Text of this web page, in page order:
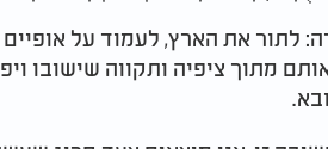
לתור את הארץ, לעמוד על אופיים
מתוך ציפיה ותקווה שישובו